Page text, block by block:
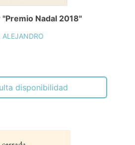
"Premio Nadal 2018"
ALEJANDRO
disponibilidad